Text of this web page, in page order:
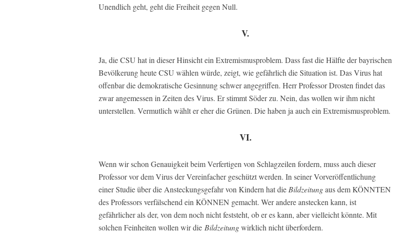
Unendlich geht, geht die Freiheit gegen Null.
V.
Ja, die CSU hat in dieser Hinsicht ein Extremismusproblem. Dass fast die Hälfte der bayrischen
Bevölkerung heute CSU wählen würde, zeigt, wie gefährlich die Situation ist. Das Virus hat
offenbar die demokratische Gesinnung schwer angegriffen. Herr Professor Drosten findet das
zwar angemessen in Zeiten des Virus. Er stimmt Söder zu. Nein, das wollen wir ihm nicht
unterstellen. Vermutlich wählt er eher die Grünen. Die haben ja auch ein Extremismusproblem.
VI.
Wenn wir schon Genauigkeit beim Verfertigen von Schlagzeilen fordern, muss auch dieser
Professor vor dem Virus der Vereinfacher geschützt werden. In seiner Vorveröffentlichung
einer Studie über die Ansteckungsgefahr von Kindern hat dieBildzeitungaus dem KÖNNTEN
des Professors verfälschend ein KÖNNEN gemacht. Wer andere anstecken kann, ist
gefährlicher als der, von dem noch nicht feststeht, ob er es kann, aber vielleicht könnte. Mit
solchen Feinheiten wollen wir die Bildzeitungwirklich nicht überfordern.